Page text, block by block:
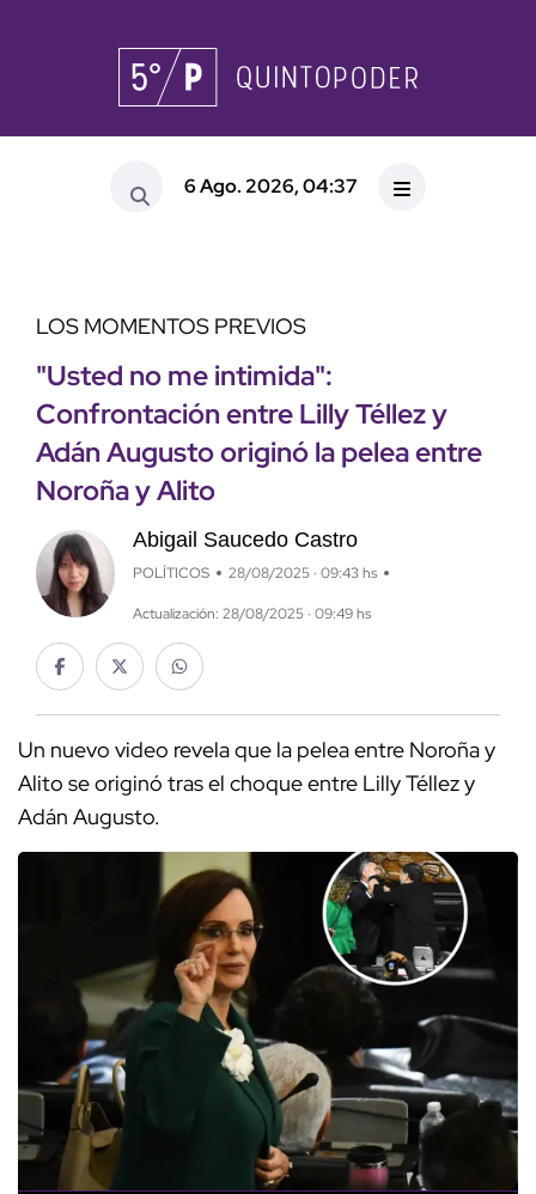
6 Ago. 2026, 04:37
LOS MOMENTOS PREVIOS
"Usted no me intimida":
Confrontación entre Lilly Téllez y
Adán Augusto originó la pelea entre
Noroña y Alito
Abigail Saucedo Castro
POLÍTICOS 28/08/2025 · 09:43 hs
Actualización: 28/08/2025 · 09:49 hs
Un nuevo video revela que la pelea entre Noroña y
Alito se originó tras el choque entre Lilly Téllez y
Adán Augusto.